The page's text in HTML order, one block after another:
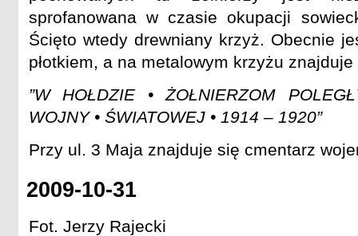
sprofanowana w czasie okupacji
Ścięto wtedy drewniany krzyż. Obecnie
płotkiem, a na metalowym krzyżu
”W HOŁDZIE • ŻOŁNIERZOM
WOJNY • ŚWIATOWEJ • 1914 – 1920”
Przy ul. 3 Maja znajduje się cmentarz
2009-10-31
Fot. Jerzy Rajecki